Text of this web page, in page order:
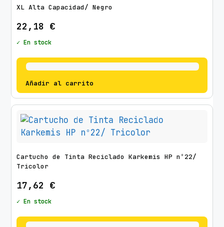
XL Alta Capacidad/ Negro
22,18 €
✓ En stock
Añadir al carrito
Cartucho de Tinta Reciclado Karkemis HP nº22/
Tricolor
17,62 €
✓ En stock